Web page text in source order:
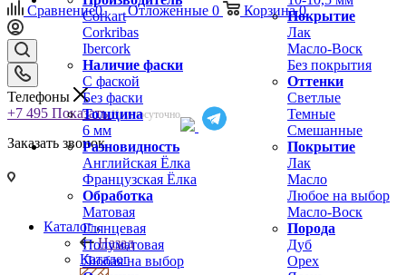
Corkart
Corkribas
Ibercork
Наличие фаски
С фаской
Без фаски
Толщина
6 мм
Покрытие
Лак
Масло-Воск
Без покрытия
Оттенки
Светлые
Темные
Смешанные
Разновидность
Английская Ёлка
Французская Ёлка
Обработка
Матовая
Глянцевая
Полуматовая
Любая на выбор
Покрытие
Лак
Масло
Любое на выбор
Масло-Воск
Порода
Дуб
Орех
Сравнение0 Отложенные 0 Корзина 0
Телефоны
+7 495 Показать Круглосуточно
Заказать звонок
Каталог
Назад
Каталог